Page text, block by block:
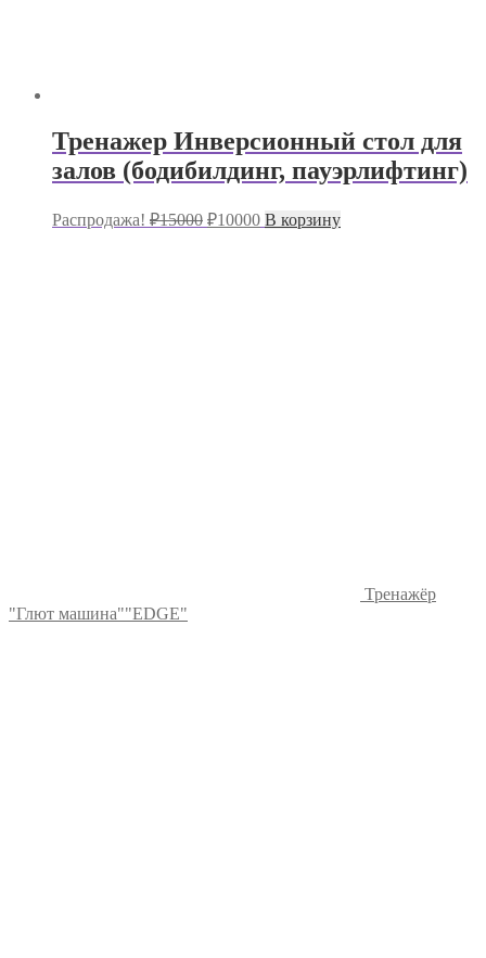
Тренажер Инверсионный стол для
залов (бодибилдинг, пауэрлифтинг)
Распродажа! ₽15000 Первоначальная
₽10000Текущая
цена:
В корзину
Тренажёр
"Глют машина""EDGE"